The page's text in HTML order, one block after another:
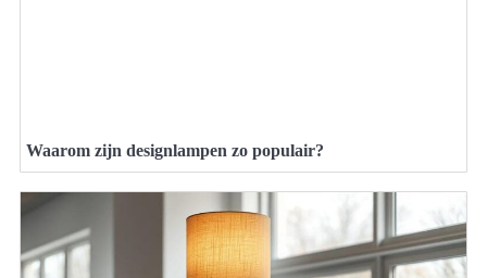
Waarom zijn designlampen zo populair?